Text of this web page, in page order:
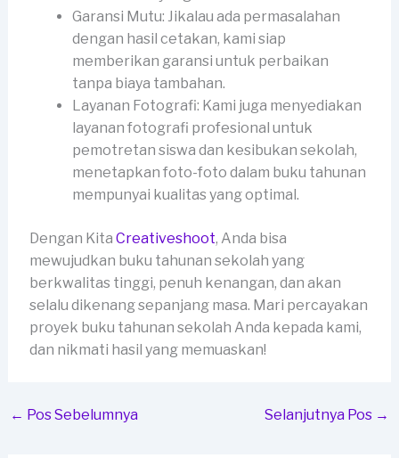
Garansi Mutu: Jikalau ada permasalahan
dengan hasil cetakan, kami siap
memberikan garansi untuk perbaikan
tanpa biaya tambahan.
Layanan Fotografi: Kami juga menyediakan
layanan fotografi profesional untuk
pemotretan siswa dan kesibukan sekolah,
menetapkan foto-foto dalam buku tahunan
mempunyai kualitas yang optimal.
Dengan Kita Creativeshoot, Anda bisa
mewujudkan buku tahunan sekolah yang
berkwalitas tinggi, penuh kenangan, dan akan
selalu dikenang sepanjang masa. Mari percayakan
proyek buku tahunan sekolah Anda kepada kami,
dan nikmati hasil yang memuaskan!
← Pos Sebelumnya Selanjutnya Pos →